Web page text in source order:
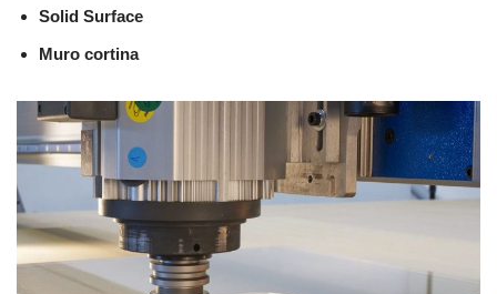
Solid Surface
Muro cortina